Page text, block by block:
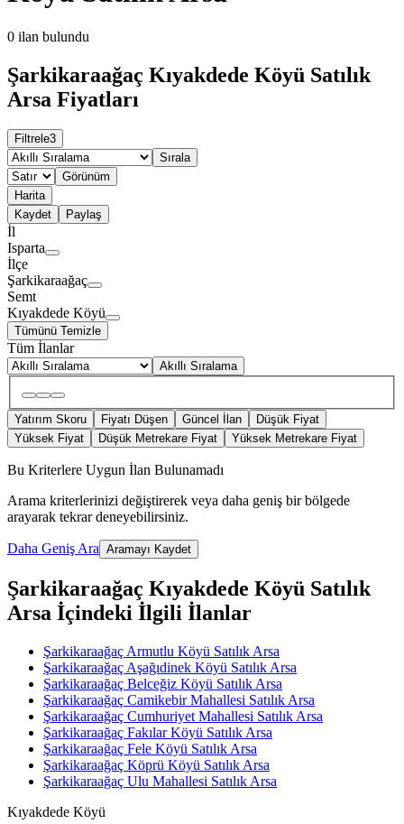
0 ilan bulundu
Şarkikaraağaç Kıyakdede Köyü Satılık
Arsa Fiyatları
Filtrele3
Sırala
Görünüm
Harita
Kaydet
Paylaş
İl
Isparta
İlçe
Şarkikaraağaç
Semt
Kıyakdede Köyü
Tümünü Temizle
Tüm İlanlar
Akıllı Sıralama
Yatırım Skoru Fiyatı Düşen Güncel İlan
Düşük Fiyat
Yüksek Fiyat
Düşük Metrekare Fiyat Yüksek Metrekare Fiyat
Bu Kriterlere Uygun İlan Bulunamadı
Arama kriterlerinizi değiştirerek veya daha geniş bir bölgede
arayarak tekrar deneyebilirsiniz.
Daha Geniş Ara Aramayı Kaydet
Şarkikaraağaç Kıyakdede Köyü Satılık
Arsa İçindeki İlgili İlanlar
Şarkikaraağaç Armutlu Köyü Satılık Arsa
Şarkikaraağaç Aşağıdinek Köyü Satılık Arsa
Şarkikaraağaç Belceğiz Köyü Satılık Arsa
Şarkikaraağaç Camikebir Mahallesi Satılık Arsa
Şarkikaraağaç Cumhuriyet Mahallesi Satılık Arsa
Şarkikaraağaç Fakılar Köyü Satılık Arsa
Şarkikaraağaç Fele Köyü Satılık Arsa
Şarkikaraağaç Köprü Köyü Satılık Arsa
Şarkikaraağaç Ulu Mahallesi Satılık Arsa
Kıyakdede Köyü